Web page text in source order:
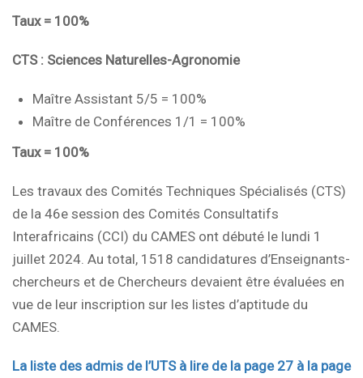
Taux = 100%
CTS : Sciences Naturelles-Agronomie
Maître Assistant 5/5 = 100%
Maître de Conférences 1/1 = 100%
Taux = 100%
Les travaux des Comités Techniques Spécialisés (CTS)
de la 46e session des Comités Consultatifs
Interafricains (CCI) du CAMES ont débuté le lundi 1
juillet 2024. Au total, 1518 candidatures d’Enseignants-
chercheurs et de Chercheurs devaient être évaluées en
vue de leur inscription sur les listes d’aptitude du
CAMES.
La liste des admis de l’UTS à lire de la page 27 à la page